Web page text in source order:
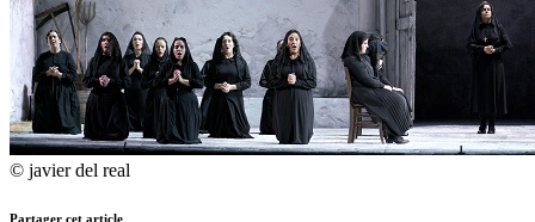
© javier del real
Partager cet article